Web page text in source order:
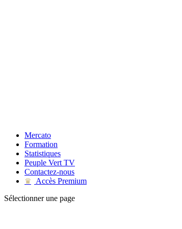
Mercato
Formation
Statistiques
Peuple Vert TV
Contactez-nous
♛
Accès Premium
Sélectionner une page